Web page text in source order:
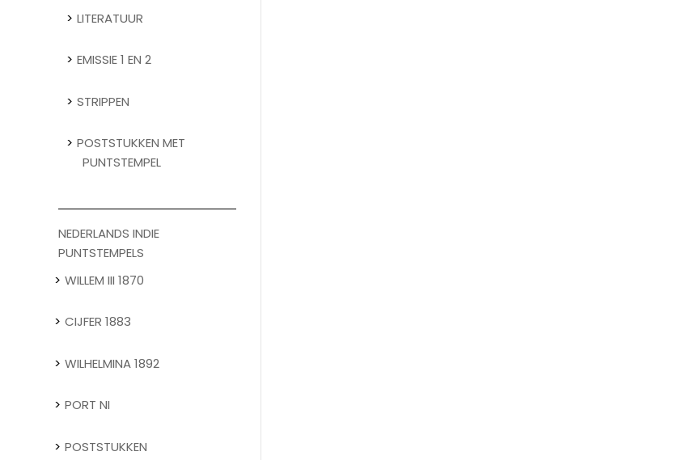
LITERATUUR
EMISSIE 1 EN 2
STRIPPEN
POSTSTUKKEN MET
PUNTSTEMPEL
NEDERLANDS INDIE
PUNTSTEMPELS
WILLEM III 1870
CIJFER 1883
WILHELMINA 1892
PORT NI
POSTSTUKKEN